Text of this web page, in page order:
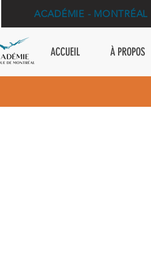
ACADÉMIE - MONTRÉAL
ACCUEIL À PROPOS